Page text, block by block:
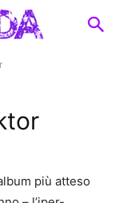
più atteso